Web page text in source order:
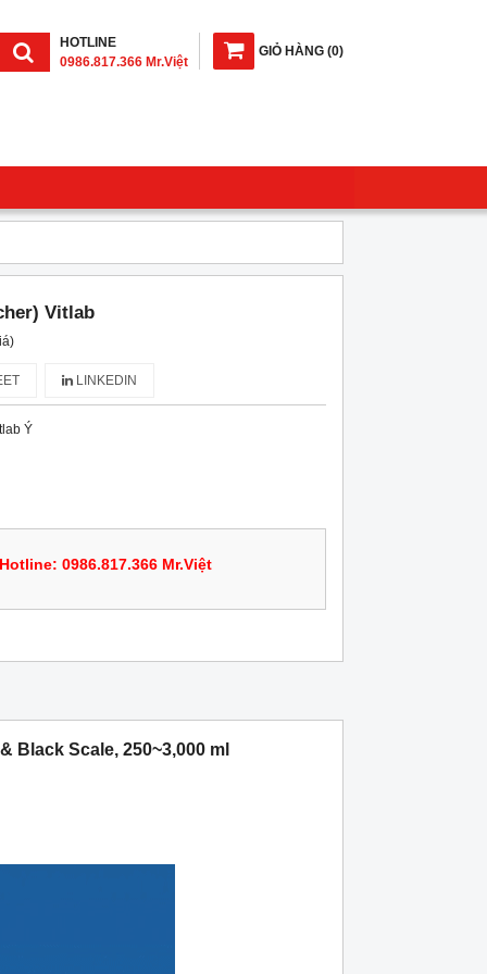
GIỎ HÀNG (0)
HOTLINE
0986.817.366 Mr.Việt
Vitlab
LINKEDIN
Ý
0986.817.366 Mr.Việt
Black Scale, 250~3,000 ml